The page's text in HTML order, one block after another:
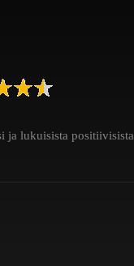
ja lukuisista positiivisista